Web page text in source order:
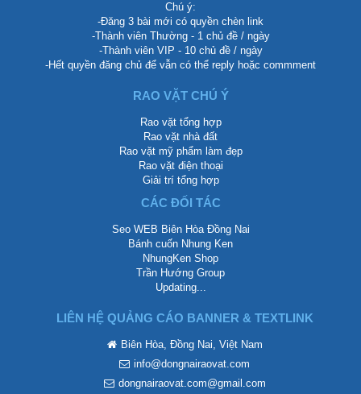
Chú ý:
-Đăng 3 bài mới có quyền chèn link
-Thành viên Thường - 1 chủ đề / ngày
-Thành viên VIP - 10 chủ đề / ngày
-Hết quyền đăng chủ để vẫn có thể reply hoặc commment
RAO VẶT CHÚ Ý
Rao vặt tổng hợp
Rao vặt nhà đất
Rao vặt mỹ phẩm làm đẹp
Rao vặt điện thoại
Giải trí tổng hợp
CÁC ĐỐI TÁC
Seo WEB Biên Hòa Đồng Nai
Bánh cuốn Nhung Ken
NhungKen Shop
Trần Hướng Group
Updating...
LIÊN HỆ QUẢNG CÁO BANNER & TEXTLINK
Biên Hòa, Đồng Nai, Việt Nam
info@dongnairaovat.com
dongnairaovat.com@gmail.com